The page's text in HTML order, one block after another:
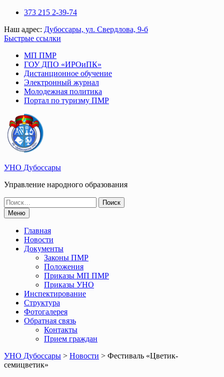
Перейти
содержимому
373 215 2-39-74
Наш адрес: Дубоссары, ул. Свердлова, 9-б
Быстрые ссылки
МП ПМР
ГОУ ДПО «ИРОиПК»
Дистанционное обучение
Электронный журнал
Молодежная политика
Портал по туризму ПМР
УНО Дубоссары
Управление народного образования
Поиск
по:Меню
Главная
Новости
Документы
Законы ПМР
Положения
Приказы МП ПМР
Приказы УНО
Инспектирование
Структура
Фотогалерея
Обратная связь
Контакты
Прием граждан
УНО Дубоссары > Новости > Фестиваль «Цветик-
семицветик»